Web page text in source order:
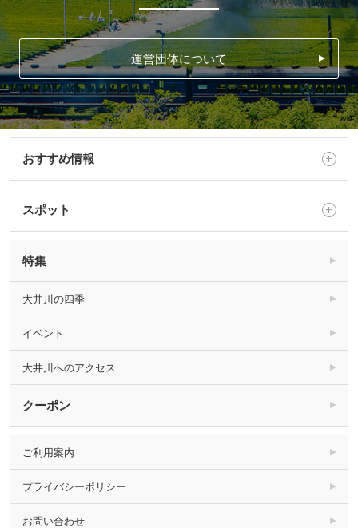
運営団体について
おすすめ情報
スポット
特集
大井川の四季
イベント
大井川へのアクセス
クーポン
ご利用案内
プライバシーポリシー
お問い合わせ